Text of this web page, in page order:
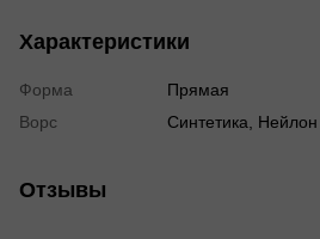
Характеристики
Форма
Прямая
Ворс
Синтетика, Нейлон
Отзывы